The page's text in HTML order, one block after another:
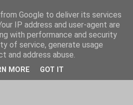
Google to deliver its services
IP address and user-agent are
with performance and security
of service, generate usage
and address abuse.
MORE GOT IT